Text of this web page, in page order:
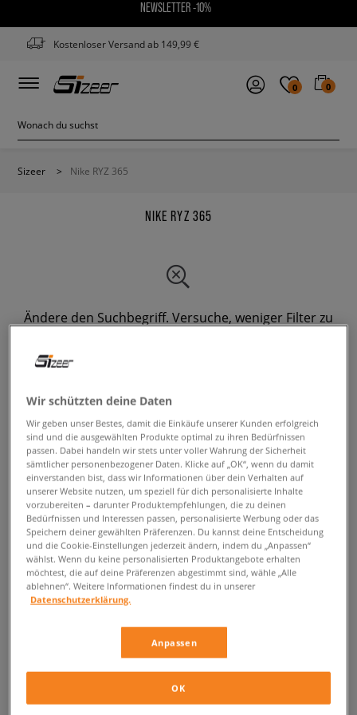
NEWSLETTER -10%
Kostenloser Versand ab 149,99 €
0 0
Sizeer > Nike RYZ 365
NIKE RYZ 365
Ändere den Suchbegriff. Versuche, weniger Filter zu
Nike RYZ 365 – Die Damen Sneaker
mit dem Swoosh
Die Nike Sportswear hat viele fantastische Damenmodelle in seinem
Portfolio, die einen stylischen Look lieben und sich um den Komfort eines
jeden Schrittes kümmern. Moderne und bequeme Sneaker die jeden
Alltags-Look ideal vervollständigen werden. DieNike RYZ 365Kollektion
wurde im Hinblick auf die aktiven und selbstbewussten weiblichen Fans,
die genau wissen was sie brauchen und für die, die aktuellen Trends der
Oregon Konzerns gehört, bestehen die Modelle dieser Serie aus
Nike RYZ 365, Streetwear in femininer
Version
Wir schützten deine Daten
Wir geben unser Bestes, damit die Einkäufe unserer Kunden erfolgreich
sind und die ausgewählten Produkte optimal zu ihren Bedürfnissen
passen. Dabei handeln wir stets unter voller Wahrung der Sicherheit
sämtlicher personenbezogener Daten. Klicke auf „OK“, wenn du damit
einverstanden bist, dass wir Informationen über dein Verhalten auf
unserer Website nutzen, um speziell für dich personalisierte Inhalte
vorzubereiten – darunter Produktempfehlungen, die zu deinen
Bedürfnissen und Interessen passen, personalisierte Werbung oder das
Speichern deiner gewählten Präferenzen. Du kannst deine Entscheidung
und die Cookie-Einstellungen jederzeit ändern, indem du „Anpassen“
wählst. Wenn du keine personalisierten Produktangebote erhalten
möchtest, die auf deine Präferenzen abgestimmt sind, wähle „Alle
ablehnen“. Weitere Informationen findest du in unserer
Datenschutzerklärung.
Anpassen
OK